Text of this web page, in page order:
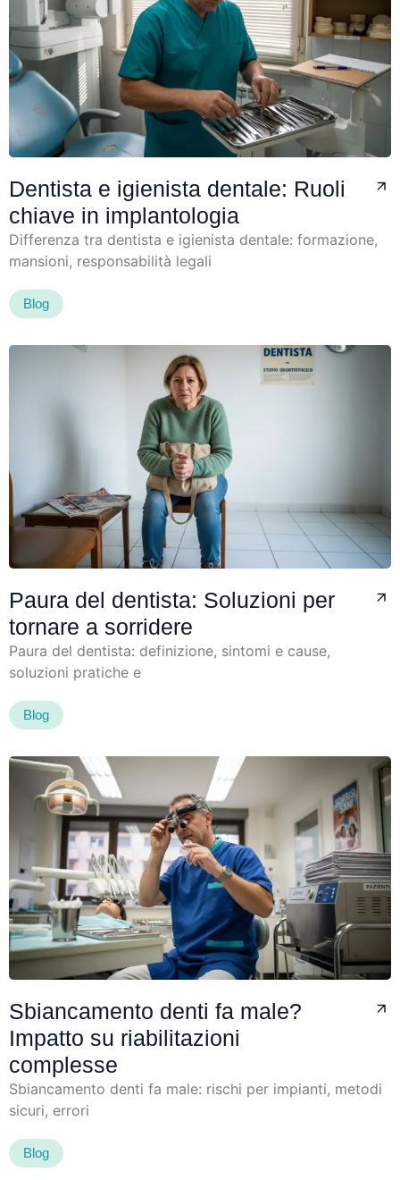
Dentista e igienista dentale: Ruoli
chiave in implantologia
Differenza tra dentista e igienista dentale: formazione,
mansioni, responsabilità legali
Blog
Paura del dentista: Soluzioni per
tornare a sorridere
Paura del dentista: definizione, sintomi e cause,
soluzioni pratiche e
Blog
Sbiancamento denti fa male?
Impatto su riabilitazioni
complesse
Sbiancamento denti fa male: rischi per impianti, metodi
sicuri, errori
Blog